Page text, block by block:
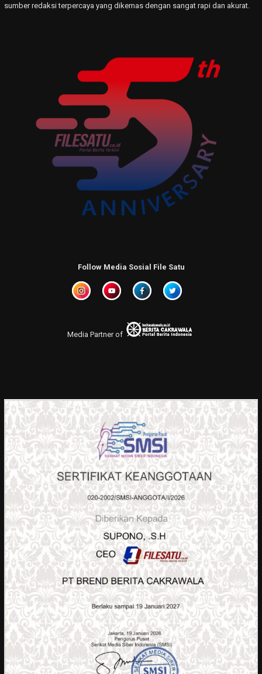
sumber redaksi terpercaya yang dikemas dengan sangat rapi dan akurat.
Follow Media Sosial File Satu
Media Partner of